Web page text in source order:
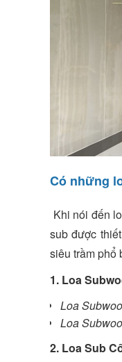
Có những
Khi nói đến
sub được
siêu trầm phổ
1. Loa
Loa
Loa
2. Loa Sub